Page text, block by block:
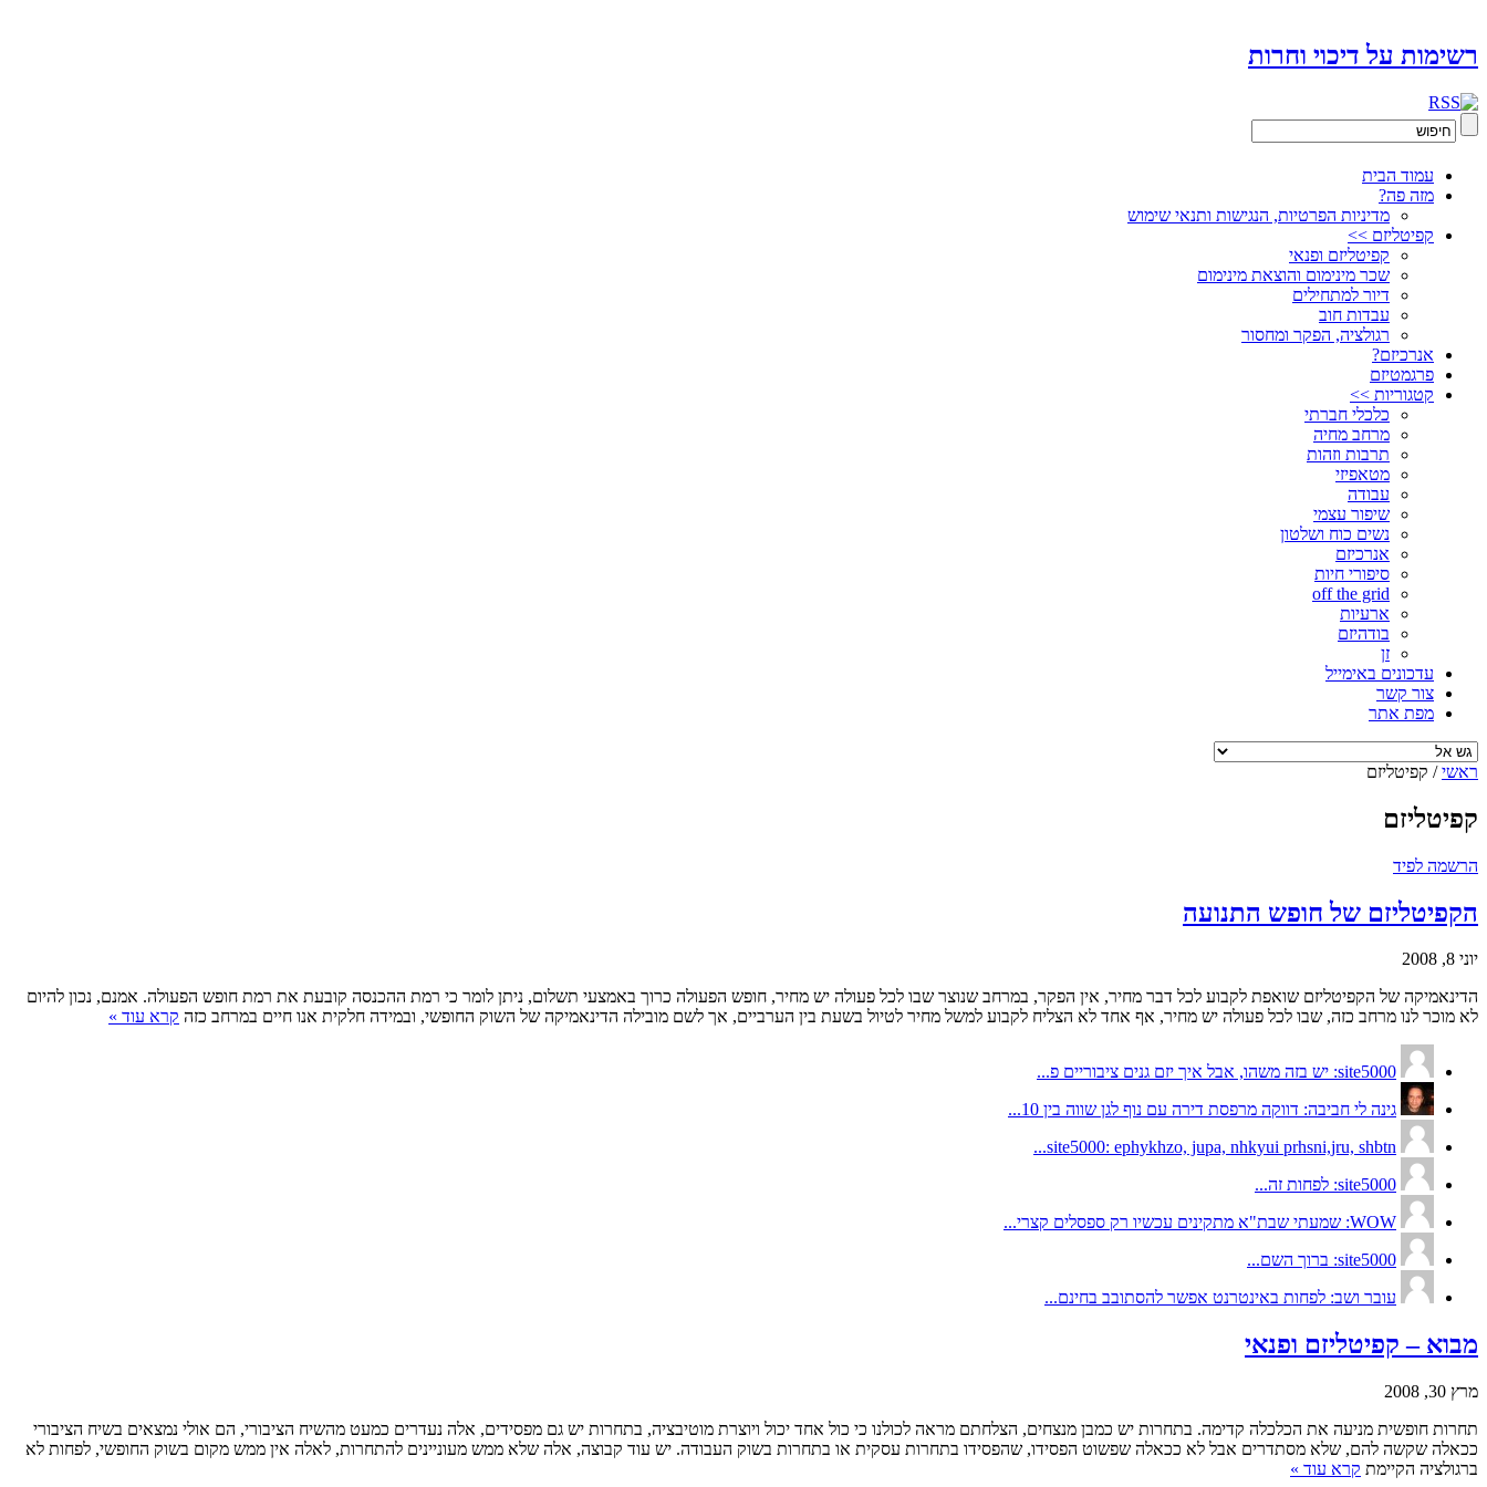
רשימות על דיכוי וחרות
עמוד הבית
מזה פה?
מדיניות הפרטיות, הנגישות ותנאי שימוש
קפיטליזם >>
קפיטליזם ופנאי
שכר מינימום והוצאת מינימום
דיור למתחילים
עבדות חוב
רגולציה, הפקר ומחסור
אנרכיזם?
פרגמטיזם
קטגוריות >>
כלכלי חברתי
מרחב מחיה
תרבות וזהות
מטאפיזי
עבודה
שיפור עצמי
נשים כוח ושלטון
אנרכיזם
סיפורי חיות
off the grid
ארעיות
בודהיזם
זן
עדכונים באימייל
צור קשר
מפת אתר
ראשי/ קפיטליזם
קפיטליזם
הרשמה לפיד
הקפיטליזם של חופש התנועה
יוני 8, 2008
הדינאמיקה של הקפיטליזם שואפת לקבוע לכל דבר מחיר, אין הפקר, במרחב שנוצר שבו לכל פעולה יש מחיר, חופש הפעולה כרוך באמצעי תשלום, ניתן לומר כי רמת ההכנסה קובעת את רמת חופש הפעולה. אמנם, נכון להיום
לא מוכר לנו מרחב כזה, שבו לכל פעולה יש מחיר, אף אחד לא הצליח לקבוע למשל מחיר לטיול בשעת בין הערביים, אך לשם מובילה הדינאמיקה של השוק החופשי, ובמידה חלקית אנו חיים במרחב כזה קרא עוד »
site5000: יש בזה משהו, אבל איך יזם גנים ציבוריים פ...
גינה לי חביבה: דווקה מרפסת דירה עם נוף לגן שווה בין 10...
site5000: ephykhzo, jupa, nhkyui prhsni,jru, shbtn...
site5000: לפחות זה...
WOW: שמעתי שבת"א מתקינים עכשיו רק ספסלים קצרי...
site5000: ברוך השם...
עובר ושב: לפחות באינטרנט אפשר להסתובב בחינם...
מבוא – קפיטליזם ופנאי
מרץ 30, 2008
תחרות חופשית מניעה את הכלכלה קדימה. בתחרות יש כמבן מנצחים, הצלחתם מראה לכולנו כי כול אחד יכול ויוצרת מוטיבציה, בתחרות יש גם מפסידים, אלה נעדרים כמעט מהשיח הציבורי, הם אולי נמצאים בשיח הציבורי
ככאלה שקשה להם, שלא מסתדרים אבל לא ככאלה שפשוט הפסידו, שהפסידו בתחרות עסקית או בתחרות בשוק העבודה. יש עוד קבוצה, אלה שלא ממש מעוניינים להתחרות, לאלה אין ממש מקום בשוק החופשי, לפחות לא
ברגולציה הקיימת קרא עוד »